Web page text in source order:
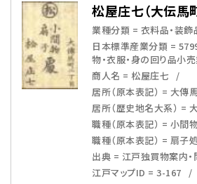
松屋庄七（大伝馬
業種分類 = 衣料品・装飾
日本標準産業分類 =
物・衣服・身の回り品小
商人名 = 松屋庄七
居所（原本表記） = 大傳
居所（歴史地名大系） =
職種（原本表記） = 小間
職種（原本表記） = 扇子処
出典 = 江戸独買物案内・
江戸マップID = 3-167